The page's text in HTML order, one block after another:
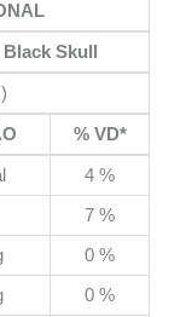
Black Skull
% VD*
4 %
7 %
0 %
0 %